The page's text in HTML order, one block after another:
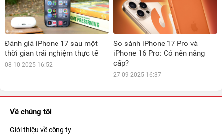
Đánh giá iPhone 17 sau một
thời gian trải nghiệm thực tế
08-10-2025 16:52
So sánh iPhone 17 Pro và
iPhone 16 Pro: Có nên nâng
cấp?
27-09-2025 16:37
Về chúng tôi
Giới thiệu về công ty